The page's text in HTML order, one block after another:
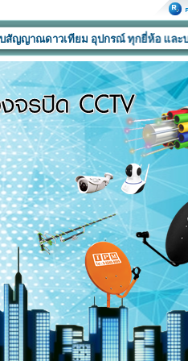
เทียม อุปกรณ์ ทุกยี่ห้อ และบริการติดตั้ง